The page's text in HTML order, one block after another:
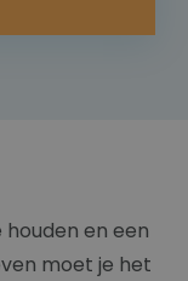
en een
moet je het